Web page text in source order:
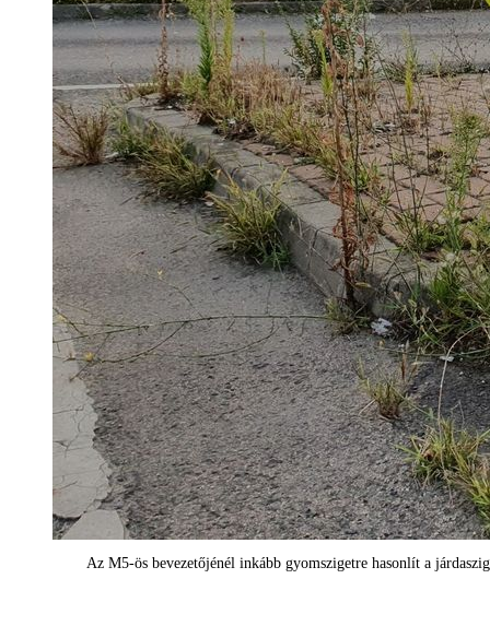
Az M5-ös bevezetőjénél inkább gyomszigetre hasonlít a